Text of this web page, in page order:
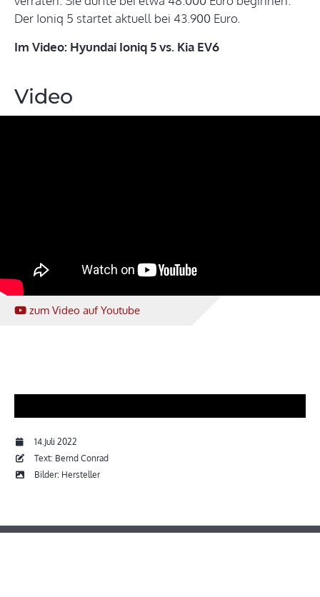
Der Ioniq 5 startet aktuell bei 43.900 Euro.
Im Video: Hyundai Ioniq 5 vs. Kia EV6
Video
zum Video auf Youtube
14.Juli 2022
Text: Bernd Conrad
Bilder: Hersteller